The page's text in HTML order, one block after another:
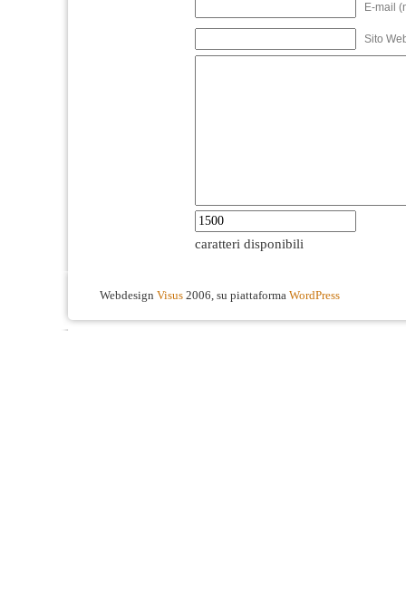
E-mail
Sito
caratteri disponibili
Webdesign Visus 2006, su piattaforma WordPress